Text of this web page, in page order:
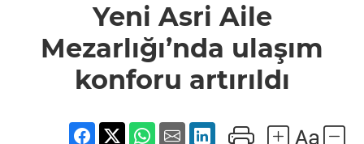
konforu
artırıldı
Yeni Asri Aile
Mezarlığı’nda ulaşım
konforu artırıldı